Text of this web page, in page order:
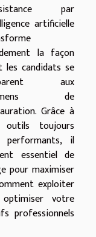
par
artificielle
la façon
les candidats se
aux
de
Grâce à
outils toujours
performants, il
essentiel de
pour maximiser
exploiter
votre
professionnels